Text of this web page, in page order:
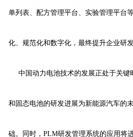
单列表、配方管理平台、实验管理平台
化、规范化和数字化，最终提升企业研
中国动力电池技术的发展正处于关
和固态电池的研发进展为新能源汽车的
础。同时，PLM研发管理系统的应用将